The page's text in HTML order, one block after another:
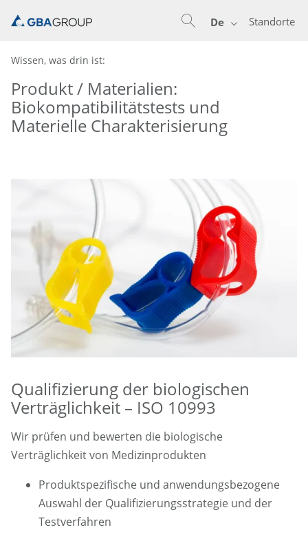
Standorte
De
Wissen, was drin ist:
Produkt / Materialien:
Biokompatibilitätstests und
Materielle Charakterisierung
Qualifizierung der biologischen
Verträglichkeit – ISO 10993
Wir prüfen und bewerten die biologische
Verträglichkeit von Medizinprodukten
Produktspezifische und anwendungsbezogene
Auswahl der Qualifizierungsstrategie und der
Testverfahren